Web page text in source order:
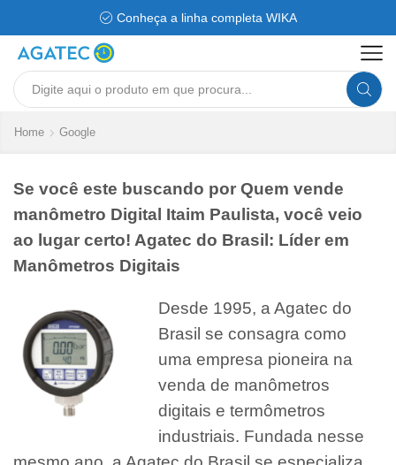
Conheça a linha completa WIKA
Search
Home Google
Se você este buscando por Quem vende
manômetro Digital Itaim Paulista, você veio
ao lugar certo! Agatec do Brasil: Líder em
Manômetros Digitais
Desde 1995, a Agatec do
Brasil se consagra como
uma empresa pioneira na
venda de manômetros
digitais e termômetros
industriais. Fundada nesse